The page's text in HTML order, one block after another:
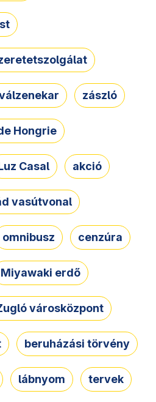
zászló
Hongrie
Casal akció
vasútvonal
omnibusz cenzúra
Miyawaki erdő
városközpont
beruházási törvény
lábnyom tervek